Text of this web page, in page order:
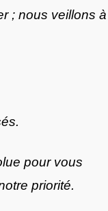
; nous veillons à
pour vous
priorité.